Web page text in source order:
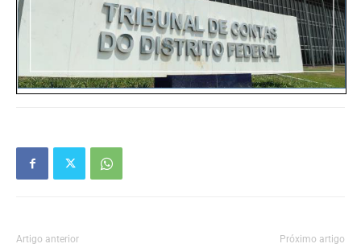
Artigo anterior Próximo artigo